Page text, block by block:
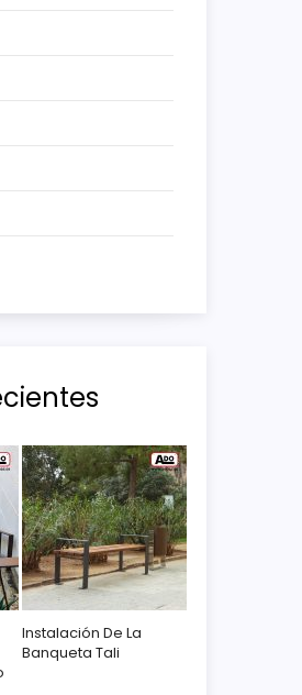
Instalación De La
Banqueta Tali